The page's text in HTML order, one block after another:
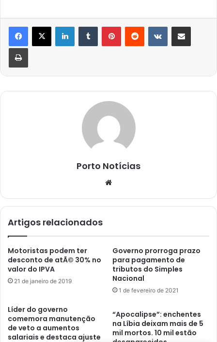
LinkedinTumblr PinterestReddit VK Compartilhar via e-mail
Imprimir
Porto Notícias
Artigos relacionados
Motoristas podem ter
desconto de atÃ© 30% no
valor do IPVA
21 de janeiro de 2019
Governo prorroga prazo
para pagamento de
tributos do Simples
Nacional
1 de fevereiro de 2021
Líder do governo
comemora manutenção
de veto a aumentos
salariais e destaca ajuste
“Apocalipse”: enchentes
na Líbia deixam mais de 5
mil mortos. 10 mil estão